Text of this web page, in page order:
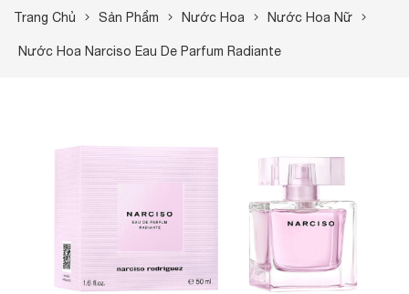
Trang Chủ Sản Phẩm Nước Hoa Nước Hoa Nữ
Nước Hoa Narciso Eau De Parfum Radiante